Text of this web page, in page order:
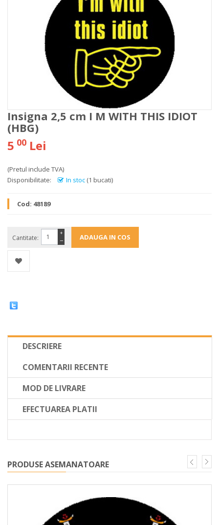
Insigna 2,5 cm I M WITH THIS IDIOT
(HBG)
5 00 Lei
(Pretul include TVA)
Disponibilitate:
In stoc (1 bucati)
Cod: 48189
Cantitate: −
+
DESCRIERE
COMENTARII RECENTE
MOD DE LIVRARE
EFECTUAREA PLATII
PRODUSE ASEMANATOARE